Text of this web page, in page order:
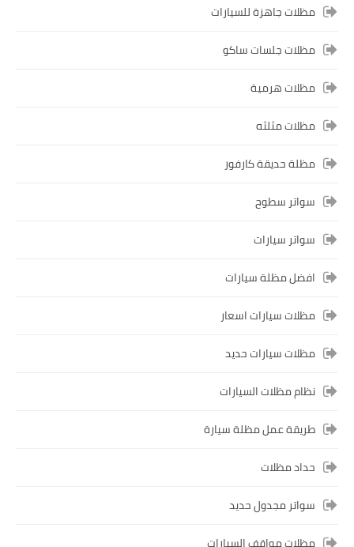
مظلات جاهزة للسيارات
مظلات جلسات ساكو
مظلات هرمية
مظلات مثلثه
مظلة حديقة كارفور
سواتر سطوح
سواتر سيارات
افضل مظلة سيارات
مظلات سيارات اسعار
مظلات سيارات حديد
نظام مظلات السيارات
طريقة عمل مظلة سيارة
حداد مظلات
سواتر مجدول حديد
مظلات مواقف السيارات